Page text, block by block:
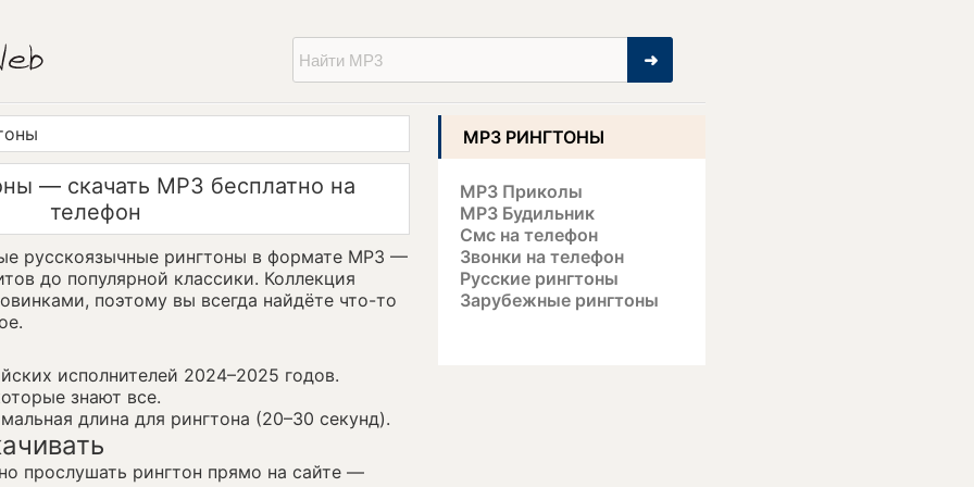
➜
— скачать MP3 бесплатно на
телефон
русскоязычные рингтоны в формате MP3 —
до популярной классики. Коллекция
поэтому вы всегда найдёте что-то
исполнителей 2024–2025 годов.
знают все.
длина для рингтона (20–30 секунд).
прослушать рингтон прямо на сайте —
MP3 РИНГТОНЫ
MP3 Приколы
MP3 Будильник
Смс на телефон
Звонки на телефон
Русские рингтоны
Зарубежные рингтоны